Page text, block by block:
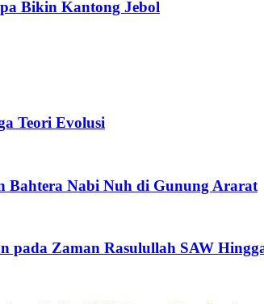
Bikin Kantong Jebol
Teori Evolusi
Bahtera Nabi Nuh di Gunung Ararat
pada Zaman Rasulullah SAW